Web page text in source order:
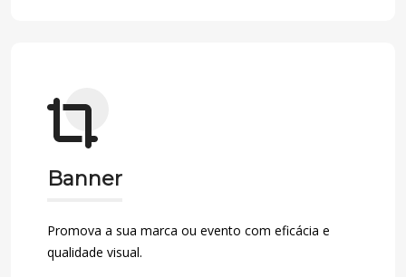
Banner
Promova a sua marca ou evento com eficácia e
qualidade visual.